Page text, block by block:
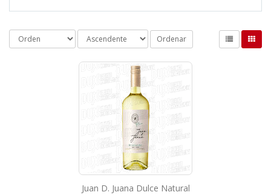
Ordenar
Juan D. Juana Dulce Natural